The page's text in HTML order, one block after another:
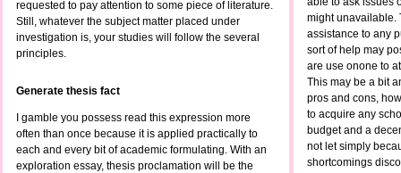
might unavailable.
assistance to any
sort of help may
are use onone to
This may be a bit
pros and cons,
to acquire any
budget and a
not let simply
shortcomings
requested to pay attention to some piece of literature.
Still, whatever the subject matter placed under
investigation is, your studies will follow the several
principles.
Generate thesis fact
I gamble you possess read this expression more
often than once because it is applied practically to
each and every bit of academic formulating. With an
exploration essay, thesis proclamation will be the